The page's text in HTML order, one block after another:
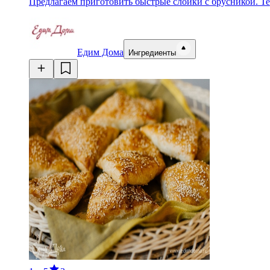
Едим Дома Ингредиенты